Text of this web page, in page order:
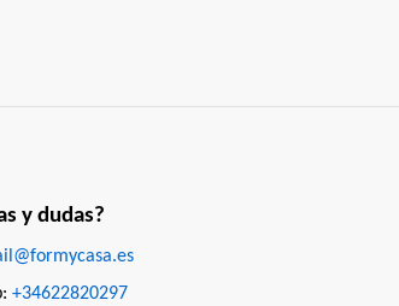
y dudas?
+34622820297